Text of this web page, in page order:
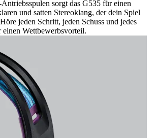
sorgt das G535 für einen
und satten Stereoklang, der dein Spiel
jeden Schritt, jeden Schuss und jedes
Wettbewerbsvorteil.